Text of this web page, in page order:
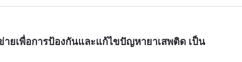
ยเพื่อการป้องกันและแก้ไขปัญหายาเสพติด เป็น